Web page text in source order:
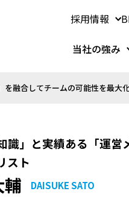
採用情報
当社の強み
を融合してチームの可能性を最大
識」と実績ある「運
スト
輔 DAISUKE SATO